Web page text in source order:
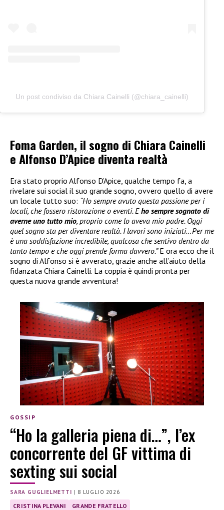
Un post condiviso da Chiara Cainelli (@chiara_cainelli)
Foma Garden, il sogno di Chiara Cainelli
e Alfonso D’Apice diventa realtà
Era stato proprio Alfonso D’Apice, qualche tempo fa, a
rivelare sui social il suo grande sogno, ovvero quello di avere
un locale tutto suo: “Ho sempre avuto questa passione per i
locali, che fossero ristorazione o eventi. Eho sempre sognato di
averne uno tutto mio, proprio come lo aveva mio padre. Oggi
quel sogno sta per diventare realtà. I lavori sono iniziati…Per me
è una soddisfazione incredibile, qualcosa che sentivo dentro da
tanto tempo e che oggi prende forma davvero.”E ora ecco che il
sogno di Alfonso si è avverato, grazie anche all’aiuto della
fidanzata Chiara Cainelli. La coppia è quindi pronta per
questa nuova grande avventura!
GOSSIP
“Ho la galleria piena di…”, l’ex
concorrente del GF vittima di
sexting sui social
SARA GUGLIELMETTI | 8 LUGLIO 2026
CRISTINA PLEVANI GRANDE FRATELLO